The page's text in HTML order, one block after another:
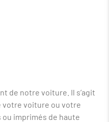
de notre voiture. Il s’agit
votre voiture ou votre
imprimés de haute